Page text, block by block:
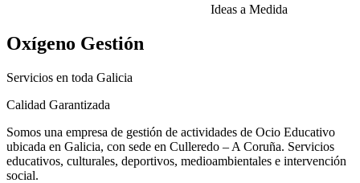
Ideas a Medida
Oxígeno Gestión
Servicios en toda Galicia
Calidad Garantizada
Somos una empresa de gestión de actividades de Ocio Educativo
ubicada en Galicia, con sede en Culleredo – A Coruña. Servicios
educativos, culturales, deportivos, medioambientales e intervención
social.